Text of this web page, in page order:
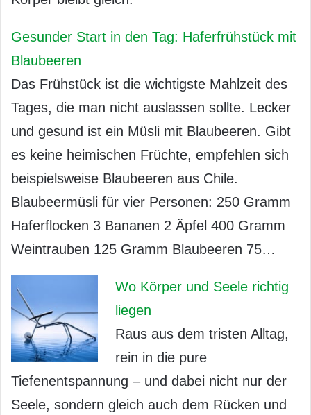
Gesunder Start in den Tag: Haferfrühstück mit
Blaubeeren
Das Frühstück ist die wichtigste Mahlzeit des
Tages, die man nicht auslassen sollte. Lecker
und gesund ist ein Müsli mit Blaubeeren. Gibt
es keine heimischen Früchte, empfehlen sich
beispielsweise Blaubeeren aus Chile.
Blaubeermüsli für vier Personen: 250 Gramm
Haferflocken 3 Bananen 2 Äpfel 400 Gramm
Weintrauben 125 Gramm Blaubeeren 75…
Wo Körper und Seele richtig
liegen
Raus aus dem tristen Alltag,
rein in die pure
Tiefenentspannung – und dabei nicht nur der
Seele, sondern gleich auch dem Rücken und